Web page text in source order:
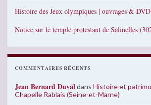
Histoire des Jeux olympiques | ouvrages & DVD
Notice sur le temple protestant de Salinelles
COMMENTAIRES RÉCENTS
Jean Bernard Duvaldans Histoire et
Chapelle Rablais (Seine-et-Marne)